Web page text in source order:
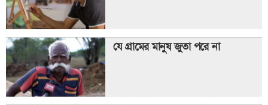
যে গ্রামের মানুষ জুতা পরে না